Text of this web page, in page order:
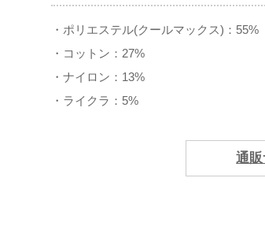
・ポリエステル(クールマックス)：55%
・コットン：27%
・ナイロン：13%
・ライクラ：5%
通